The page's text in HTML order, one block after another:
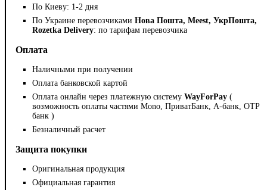
По Киеву: 1-2 дня
По Украине перевозчиками Нова Пошта, Meest, УкрПошта,
Rozetka Delivery: по тарифам перевозчика
Оплата
Наличными при получении
Оплата банковской картой
Оплата онлайн через платежную систему WayForPay (
возможность оплаты частями Mono, ПриватБанк, А-банк, OTP
банк )
Безналичный расчет
Защита покупки
Оригинальная продукция
Официальная гарантия